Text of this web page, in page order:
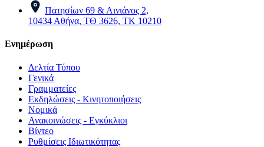
Πατησίων 69 & Αινιάνος 2,
10434 Αθήνα, ΤΘ 3626, ΤΚ 10210
Ενημέρωση
Δελτία Τύπου
Γενικά
Γραμματείες
Εκδηλώσεις - Κινητοποιήσεις
Νομικά
Ανακοινώσεις - Εγκύκλιοι
Βίντεο
Ρυθμίσεις Ιδιωτικότητας